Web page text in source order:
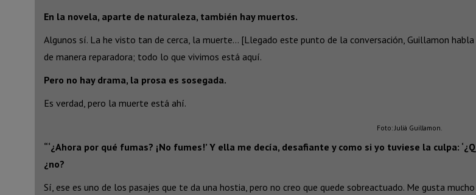
En la novela, aparte de naturaleza, también hay muertos.
Algunos sí. La he visto tan de cerca, la muerte… [Llegado este punto de la conversación, Guillamon
de manera reparadora; todo lo que vivimos está aquí.
Pero no hay drama, la prosa es sosegada.
Es verdad, pero la muerte está ahí.
Foto: Julià Guillamon.
“‘¿Ahora por qué fumas? ¡No fumes!’ Y ella me decía, desafiante y como si yo tuviese la culpa:
¿no?
Sí, ese es uno de los pasajes que te da una hostia, pero no creo que quede sobreactuado. Me gusta